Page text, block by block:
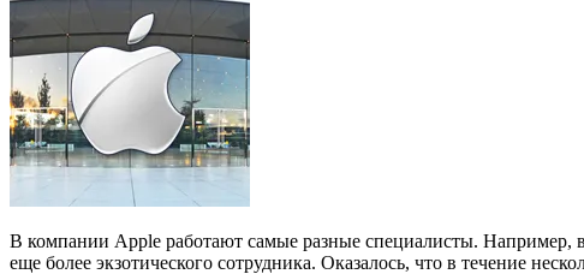
В компании Apple работают самые разные специалисты. Например,
еще более экзотического сотрудника. Оказалось, что в течение